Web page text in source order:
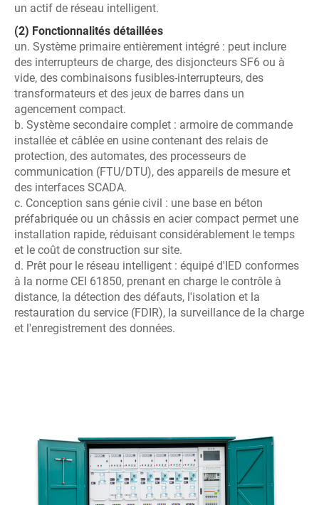
un actif de réseau intelligent.
(2) Fonctionnalités détaillées
un. Système primaire entièrement intégré : peut inclure
des interrupteurs de charge, des disjoncteurs SF6 ou à
vide, des combinaisons fusibles-interrupteurs, des
transformateurs et des jeux de barres dans un
agencement compact.
b. Système secondaire complet : armoire de commande
installée et câblée en usine contenant des relais de
protection, des automates, des processeurs de
communication (FTU/DTU), des appareils de mesure et
des interfaces SCADA.
c. Conception sans génie civil : une base en béton
préfabriquée ou un châssis en acier compact permet une
installation rapide, réduisant considérablement le temps
et le coût de construction sur site.
d. Prêt pour le réseau intelligent : équipé d'IED conformes
à la norme CEI 61850, prenant en charge le contrôle à
distance, la détection des défauts, l'isolation et la
restauration du service (FDIR), la surveillance de la charge
et l'enregistrement des données.